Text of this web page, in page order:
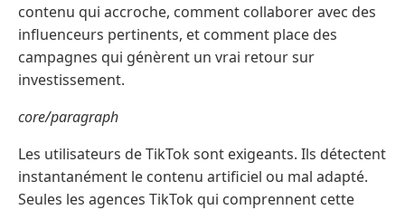
contenu qui accroche, comment collaborer avec des
influenceurs pertinents, et comment place des
campagnes qui génèrent un vrai retour sur
investissement.
core/paragraph
Les utilisateurs de TikTok sont exigeants. Ils détectent
instantanément le contenu artificiel ou mal adapté.
Seules les agences TikTok qui comprennent cette